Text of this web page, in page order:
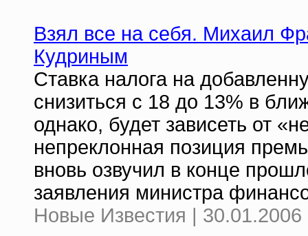
Взял все на себя. Михаил
Кудриным
Ставка налога на
снизиться с 18 до 13% в
однако, будет зависеть от
непреклонная позиция
вновь озвучил в конце
заявления министра
Новые Известия | 30.01.2006